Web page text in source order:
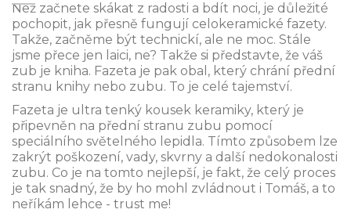
Než začnete skákat z radosti a bdít noci, je důležité
pochopit, jak přesně fungují celokeramické fazety.
Takže, začněme být technickí, ale ne moc. Stále
jsme přece jen laici, ne? Takže si představte, že váš
zub je kniha. Fazeta je pak obal, který chrání přední
stranu knihy nebo zubu. To je celé tajemství.
Fazeta je ultra tenký kousek keramiky, který je
připevněn na přední stranu zubu pomocí
speciálního světelného lepidla. Tímto způsobem lze
zakrýt poškození, vady, skvrny a další nedokonalosti
zubu. Co je na tomto nejlepší, je fakt, že celý proces
je tak snadný, že by ho mohl zvládnout i Tomáš, a to
neříkám lehce - trust me!